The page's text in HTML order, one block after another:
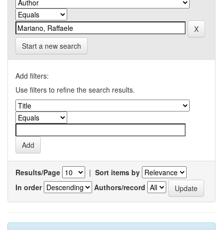
Start a new search
Add filters:
Use filters to refine the search results.
Results/Page | Sort items by
In order
Authors/record